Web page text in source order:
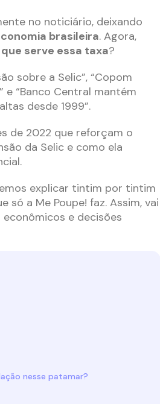
no noticiário, deixando
brasileira. Agora,
serve essa taxa?
sobre a Selic”, “Copom
e “Banco Central mantém
desde 1999”.
de 2022 que reforçam o
da Selic e como ela
explicar tintim por tintim
só a Me Poupe! faz. Assim, vai
e decisões
nesse patamar?